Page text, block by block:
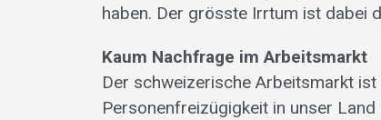
haben. Der grösste Irrtum ist dabei
Kaum Nachfrage im Arbeitsmarkt
Der schweizerische Arbeitsmarkt
Personenfreizügigkeit in unser